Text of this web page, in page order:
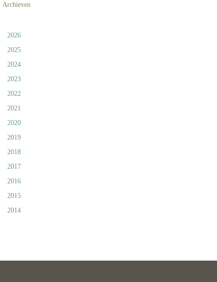
Archieven
2026
2025
2024
2023
2022
2021
2020
2019
2018
2017
2016
2015
2014